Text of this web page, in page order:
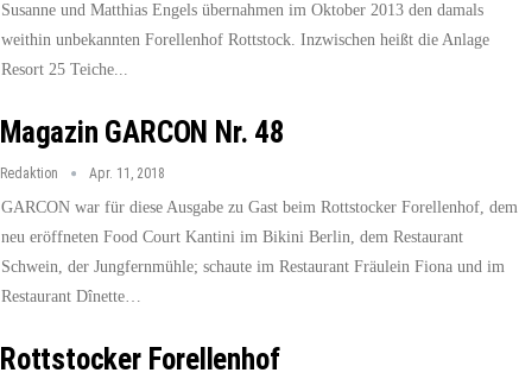
Susanne und Matthias Engels übernahmen im Oktober 2013 den damals
weithin unbekannten Forellenhof Rottstock. Inzwischen heißt die Anlage
Resort 25 Teiche...
Magazin GARCON Nr. 48
Redaktion Apr. 11, 2018
GARCON war für diese Ausgabe zu Gast beim Rottstocker Forellenhof, dem
neu eröffneten Food Court Kantini im Bikini Berlin, dem Restaurant
Schwein, der Jungfernmühle; schaute im Restaurant Fräulein Fiona und im
Restaurant Dînette…
Rottstocker Forellenhof